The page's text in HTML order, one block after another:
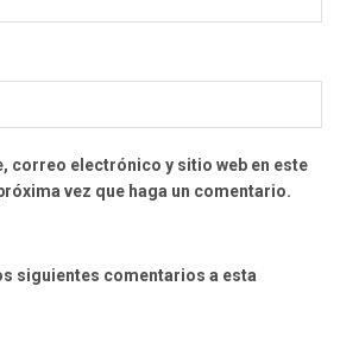
correo electrónico y sitio web en este
vez que haga un comentario.
siguientes comentarios a esta